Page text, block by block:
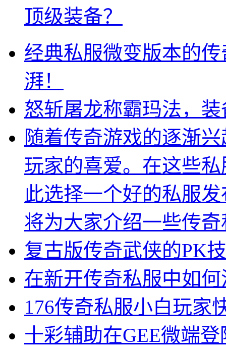
顶级装备？
经典私服微变版本的
湃！
怒斩屠龙称霸玛法，
随着传奇游戏的逐渐
玩家的喜爱。在这些
此选择一个好的私服
将为大家介绍一些传
复古版传奇武侠的PK
在新开传奇私服中如
176传奇私服小白玩家
十彩辅助在GEE微端